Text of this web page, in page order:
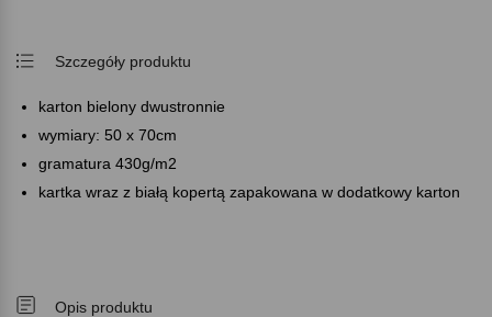
Szczegóły produktu
karton bielony dwustronnie
wymiary: 50 x 70cm
gramatura 430g/m2
kartka wraz z białą kopertą zapakowana w dodatkowy karton
Opis produktu